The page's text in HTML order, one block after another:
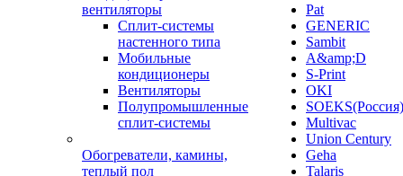
вентиляторы
Сплит-системы
настенного типа
Мобильные
кондиционеры
Вентиляторы
Полупромышленные
сплит-системы
Обогреватели, камины,
теплый пол
Pat
GENERIC
Sambit
A&amp;D
S-Print
OKI
SOEKS(Россия)
Multivac
Union Century
Geha
Talaris